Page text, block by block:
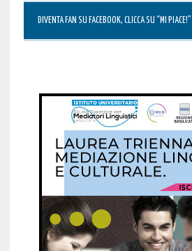
DIVENTA FAN SU FACEBOOK, CLICCA SU “MI PIACE!”